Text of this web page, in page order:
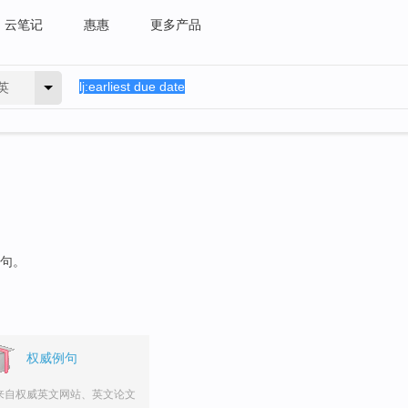
云笔记 惠惠 更多产品
。
权威例句
自权威英文网站、英文论文